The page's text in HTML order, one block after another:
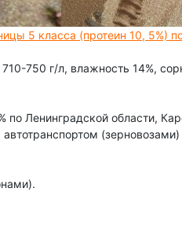
5 класса (протеин 10, 5%)
750 г/л, влажность 14%,
Ленинградской области,
автотранспортом